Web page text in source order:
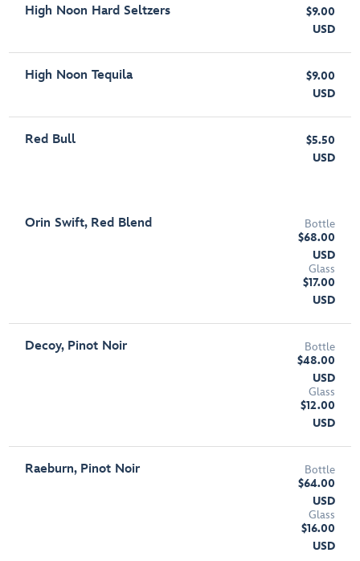
High Noon Hard Seltzers
$9.00
USD
High Noon Tequila
$9.00
USD
Red Bull
$5.50
USD
Orin Swift, Red Blend
Bottle
$68.00
USD
Glass
$17.00
USD
Decoy, Pinot Noir
Bottle
$48.00
USD
Glass
$12.00
USD
Raeburn, Pinot Noir
Bottle
$64.00
USD
Glass
$16.00
USD